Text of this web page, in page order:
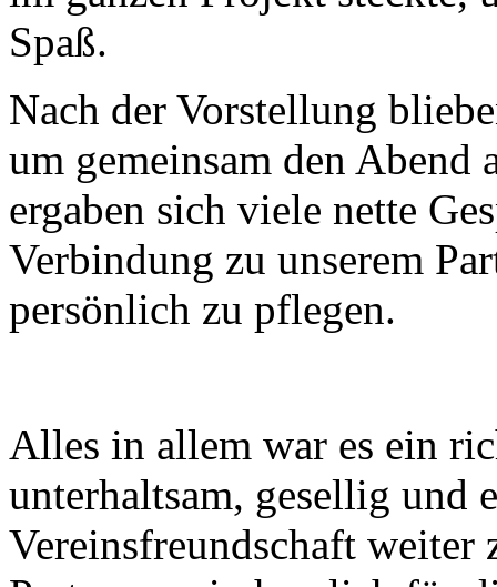
Spaß.
Nach der Vorstellung
um gemeinsam den Abend
ergaben sich viele nette
Verbindung zu unserem
persönlich zu pflegen.
Alles in allem war es ein
unterhaltsam, gesellig und
Vereinsfreundschaft weiter